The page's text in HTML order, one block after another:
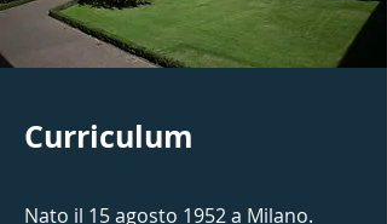
Curriculum
Nato il 15 agosto 1952 a Milano​.